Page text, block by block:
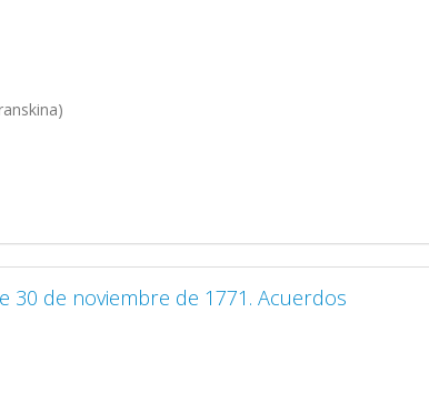
30 de noviembre de 1771. Acuerdos